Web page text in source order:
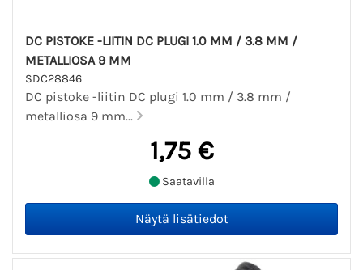
DC PISTOKE -LIITIN DC PLUGI 1.0 MM / 3.8 MM /
METALLIOSA 9 MM
SDC28846
DC pistoke -liitin DC plugi 1.0 mm / 3.8 mm /
metalliosa 9 mm...
1,75 €
Saatavilla